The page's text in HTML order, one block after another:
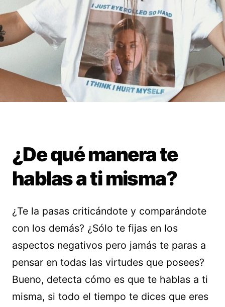
¿De qué manera te
hablas a ti misma?
¿Te la pasas criticándote y comparándote
con los demás? ¿Sólo te fijas en los
aspectos negativos pero jamás te paras a
pensar en todas las virtudes que posees?
Bueno, detecta cómo es que te hablas a ti
misma, si todo el tiempo te dices que eres